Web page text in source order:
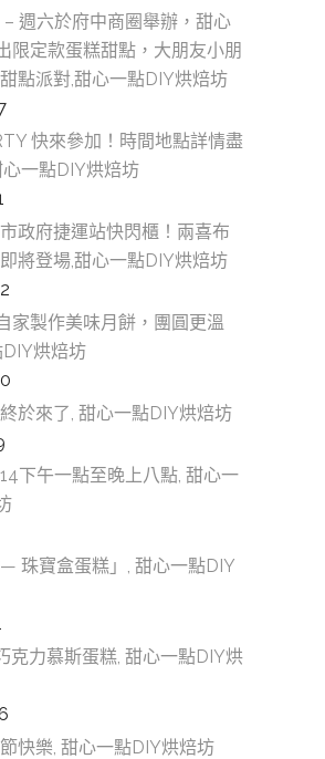
– 週六於府中商圈舉辦，甜心
限定款蛋糕甜點，大朋友小朋
點派對,甜心一點DIY烘焙坊
快來參加！時間地點詳情盡
一點DIY烘焙坊
政府捷運站快閃櫃！兩喜布
將登場,甜心一點DIY烘焙坊
家製作美味月餅，團圓更溫
烘焙坊
於來了, 甜心一點DIY烘焙坊
下午一點至晚上八點, 甜心一
— 珠寶盒蛋糕」, 甜心一點DIY
克力慕斯蛋糕, 甜心一點DIY烘
快樂, 甜心一點DIY烘焙坊